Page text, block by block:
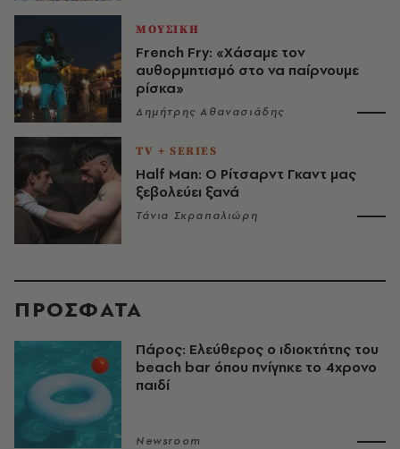
ΜΟΥΣΙΚΗ
French Fry: «Χάσαμε τον
αυθορμητισμό στο να παίρνουμε
ρίσκα»
Δημήτρης Αθανασιάδης
TV + SERIES
Half Man: Ο Ρίτσαρντ Γκαντ μας
ξεβολεύει ξανά
Τάνια Σκραπαλιώρη
ΠΡΟΣΦΑΤΑ
Πάρος: Ελεύθερος ο ιδιοκτήτης του
beach bar όπου πνίγηκε το 4χρονο
παιδί
Newsroom